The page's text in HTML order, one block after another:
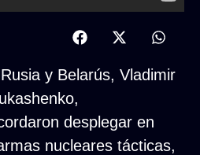
y Belarús, Vladimir
desplegar en
nucleares tácticas,
wplink